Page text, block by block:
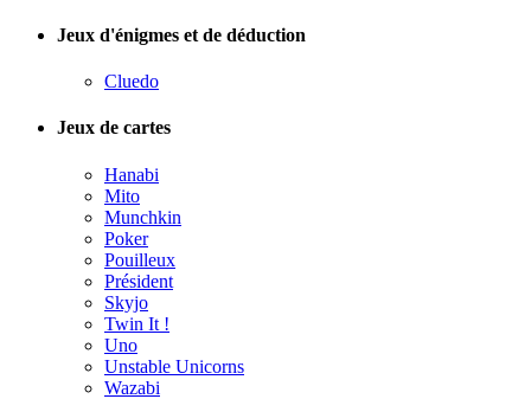
Jeux d'énigmes et de déduction
Cluedo
Jeux de cartes
Hanabi
Mito
Munchkin
Poker
Pouilleux
Président
Skyjo
Twin It !
Uno
Unstable Unicorns
Wazabi